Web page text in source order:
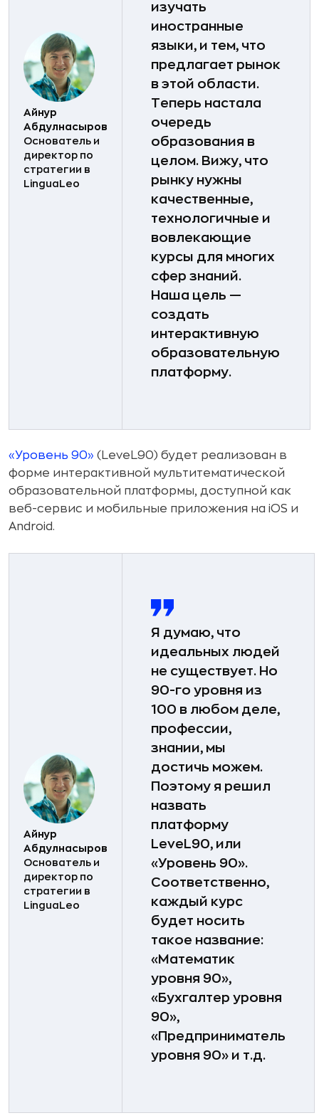
Айнур
Абдулнасыров
Основатель и
директор по
стратегии в
LinguaLeo
изучать
иностранные
языки, и тем, что
предлагает рынок
в этой области.
Теперь настала
очередь
образования в
целом. Вижу, что
рынку нужны
качественные,
технологичные и
вовлекающие
курсы для многих
сфер знаний.
Наша цель —
создать
интерактивную
образовательную
платформу.
«Уровень 90» (LeveL90) будет реализован в
форме интерактивной мультитематической
образовательной платформы, доступной как
веб-сервис и мобильные приложения на iOS и
Android.
Айнур
Абдулнасыров
Основатель и
директор по
стратегии в
LinguaLeo
Я думаю, что
идеальных людей
не существует. Но
90-го уровня из
100 в любом деле,
профессии,
знании, мы
достичь можем.
Поэтому я решил
назвать
платформу
LeveL90, или
«Уровень 90».
Соответственно,
каждый курс
будет носить
такое название:
«Математик
уровня 90»,
«Бухгалтер уровня
90»,
«Предприниматель
уровня 90» и т.д.